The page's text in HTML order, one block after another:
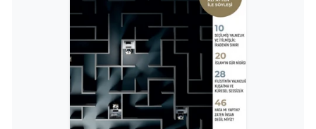
Ordu Müftülüğü
Osmaniye Müftülüğü
Rize Müftülüğü
Sakarya Müftülüğü